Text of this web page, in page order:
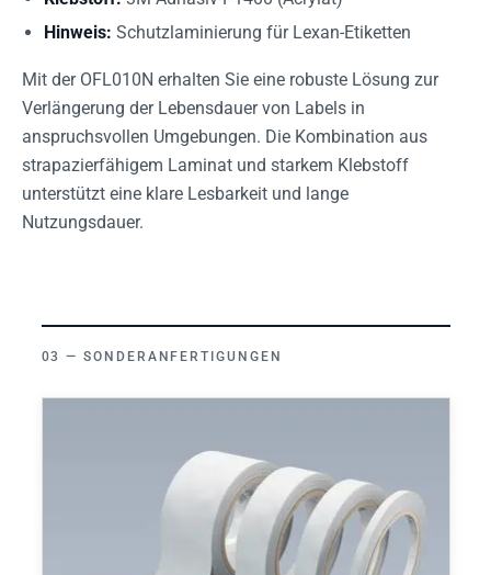
Hinweis: Schutzlaminierung für Lexan-Etiketten
Mit der OFL010N erhalten Sie eine robuste Lösung zur
Verlängerung der Lebensdauer von Labels in
anspruchsvollen Umgebungen. Die Kombination aus
strapazierfähigem Laminat und starkem Klebstoff
unterstützt eine klare Lesbarkeit und lange
Nutzungsdauer.
SONDERANFERTIGUNGEN